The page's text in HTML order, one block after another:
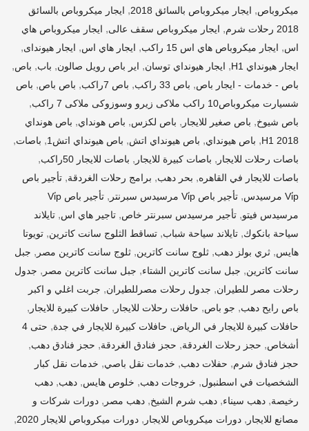
ميكروباص, ايجار ميكروباص بالسائق 2018 , ايجار ميكروباص بالسائق
2018 رحلات شرم
, ايجار ميكروباص سقف عالى, ايجار ميكروباص هاي
اس, ايجار ميكروباص هاي اس 15 راكب , ايجار هاي اس, ايجار هيونداى,
ايجار هيونداي H1 , ايجار هيونداي توسان, اير باص رويل صالون, باب, باص,
باص - خدمات - ايجار باص, باص 33 راكب , باص 7راكب , باص باص, باص
شسيارت ميكروباص10 راكب ملاكى زيرو وسوزوكى ملاكى 7 راكب
,
باص شيوخ, باص صغير للايجار , باص لكزس, باص هونداي, باص هونداي
H1 2018
, باص هيونداي, باص هيونداي اتش, باص هيونداي اتش1 , باصات,
باصات رحلات للايجار , باصات كبيرة للايجار , باصات للايجار 50راكب ,
باصات للايجار في القاهره, بحر دهب, برامج رحلات الغردقة, تأجير باص
Vi̇p مرسيدس
, تأجير باص Vi̇p مرسيدس سبرنتر ,
تأجير باص Vi̇p
مرسيدس فيتو, تأجير مرسيدس سبرنتر خاص, تاجير هاي اس, تايلاند
سياحة بانكوك, تايلاند سياحة شباب, تساقط الثلوج سانت كاترين, تويوتا
هايس, ثري بولز دهب, ثلوج سانت كاترين, ثلوج سانت كاترين مصر , جبل
سانت كاترين, جبل سانت كاترين الشتاء, جبل سانت كاترين مصر , جدول
رحلات مصر للطيران, جدول رحلات مصرللطيران, جربت اغلي و اكبر
باص رايح دهب, جو باص, حافلات رحلات للايجار , حافلات كبيرة للايجار ,
حافلات كبيرة للايجار في الرياض, حافلات كبيرة للايجار في جدة,
حتى 4
أشخاص, حجز رحلات الغردقة, حجز فنادق الغردقة, حجز فنادق دهب,
حجز فنادق شرم, حفلات دهب, خدمات نقل باصي, خدمات نقل كبار
الشخصيات في اسطنبول, خروجات دهب, خلوص هايس, دهب, دهب
رخيصة, دهب سيناء, دهب شرم الشيخ, دهب مصر , دورات شركات و
مصانع للايجار , دورات ميكروباص للايجار , دورات ميكروباص للايجار 2020 ,